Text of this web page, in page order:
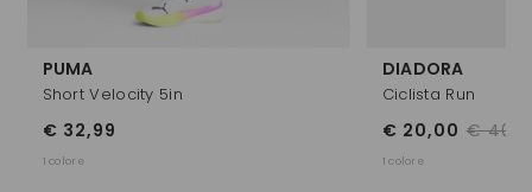
PUMA
Short Velocity 5in
€ 32,99
1 colore
DIADORA
Ciclista Run
€
€ 20,00
1 colore